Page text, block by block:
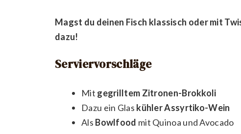
Magst du deinen Fisch klassisch oder mit
dazu!
Serviervorschläge
Mit gegrilltem Zitronen-Brokkoli
Dazu ein Glas kühler Assyrtiko-Wein
Als Bowlfood mit Quinoa und Avocado